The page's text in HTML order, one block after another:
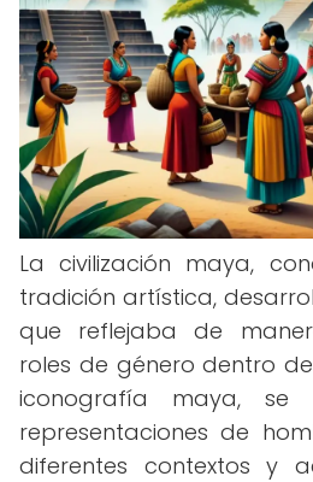
La civilización maya,
tradición artística,
que reflejaba de
roles de género dentro
iconografía maya, se
representaciones de
diferentes contextos y